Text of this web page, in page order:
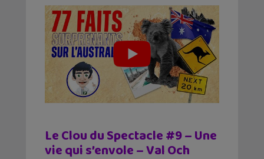
Le Clou du Spectacle #9 – Une
vie qui s’envole – Val Och